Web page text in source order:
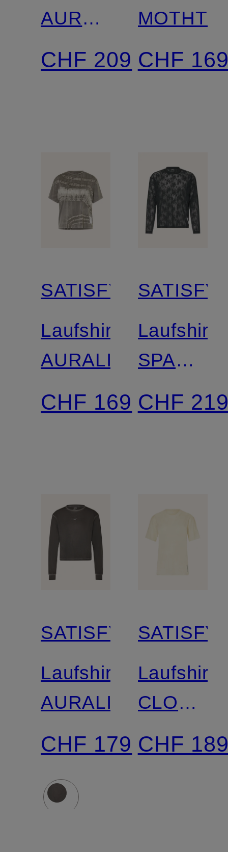
AURALITE™
UV
CHF 209 CHF
SATISFY
Laufshirt
AURALITE™
CHF 169
SATISFY
Laufshirt
SPACE-
LACE™
aus
CHF
SATISFY
Laufshirt
AURALITE
CHF 179
SATISFY
Laufshirt
aus
CHF